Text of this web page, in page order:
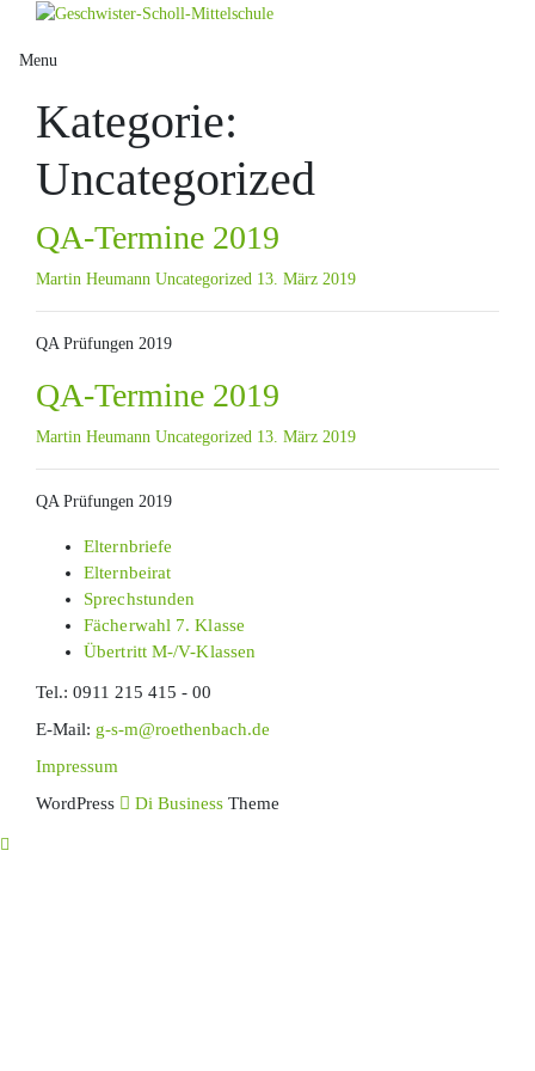
content
Menu
Kategorie:
Uncategorized
QA-Termine 2019
Martin Heumann Uncategorized 13. März 2019
QA Prüfungen 2019
QA-Termine 2019
Martin Heumann Uncategorized 13. März 2019
QA Prüfungen 2019
Elternbriefe
Elternbeirat
Sprechstunden
Fächerwahl 7. Klasse
Übertritt M-/V-Klassen
Tel.: 0911 215 415 - 00
E-Mail: g-s-m@roethenbach.de
Impressum
WordPress
Di Business Theme